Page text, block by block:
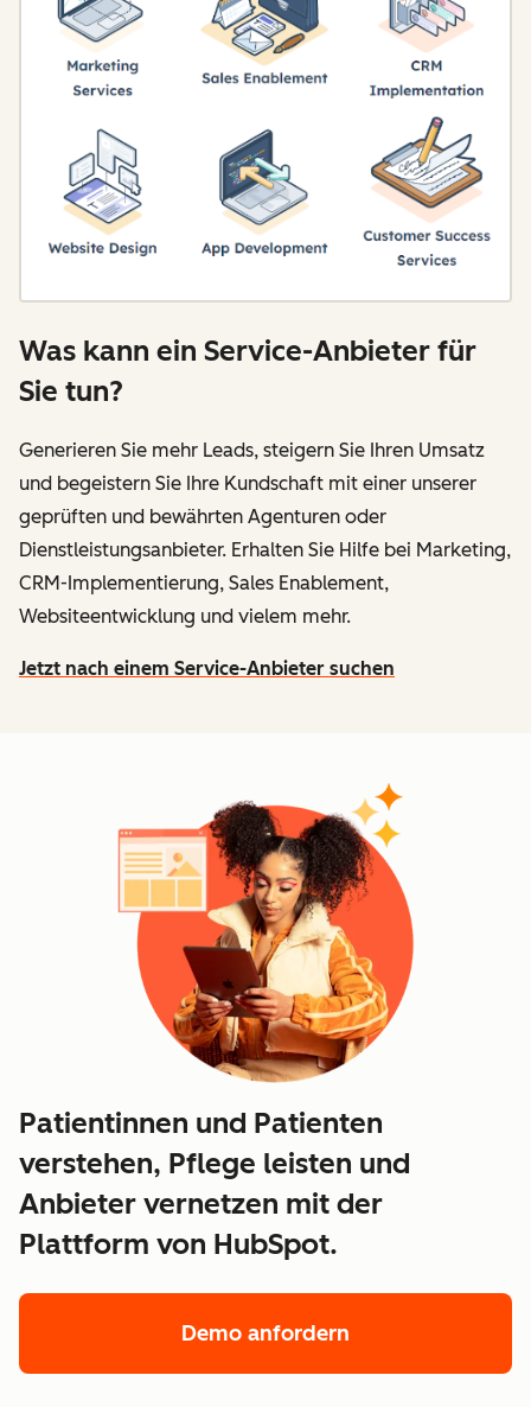
Was kann ein Service-Anbieter für
Sie tun?
Generieren Sie mehr Leads, steigern Sie Ihren Umsatz
und begeistern Sie Ihre Kundschaft mit einer unserer
geprüften und bewährten Agenturen oder
Dienstleistungsanbieter. Erhalten Sie Hilfe bei Marketing,
CRM-Implementierung, Sales Enablement,
Websiteentwicklung und vielem mehr.
Jetzt nach einem Service-Anbieter suchen
Patientinnen und Patienten
verstehen, Pflege leisten und
Anbieter vernetzen mit der
Plattform von HubSpot.
Demo anfordern